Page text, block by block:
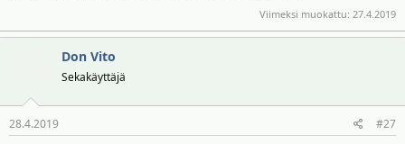
ja tälle vuodelle uusina tulokkaina saataville tulee FIAT Tipo,
Lynk&Go 03 ja Renault Megane. Plus Toyota on vilautellut Corolla
Viimeksi muokattu: 27.4.2019
Don Vito
Sekakäyttäjä
28.4.2019 #27